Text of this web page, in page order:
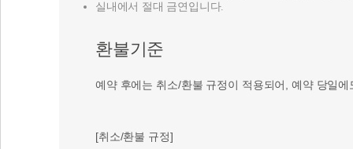
실내에서 절대 금연입니다.
환불기준
예약 후에는 취소/환불 규정이 적용되어, 예약 당일
[취소/환불 규정]